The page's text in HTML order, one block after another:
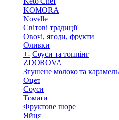
KOMORA
Novelle
Світові традиції
Овочі, ягоди, фрукти
Оливки
+- Соуси та топпінг
ZDOROVA
Згущене молоко та карамель
Оцет
Соуси
Томати
Фруктове пюре
Яйця